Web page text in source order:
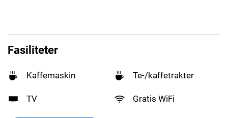
Fasiliteter
Kaffemaskin Te-/kaffetrakter
TV Gratis WiFi